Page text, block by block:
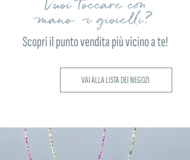
mano i gioielli?
Scopri il punto vendita più vicino a te!
VAI ALLA LISTA DEI NEGOZI